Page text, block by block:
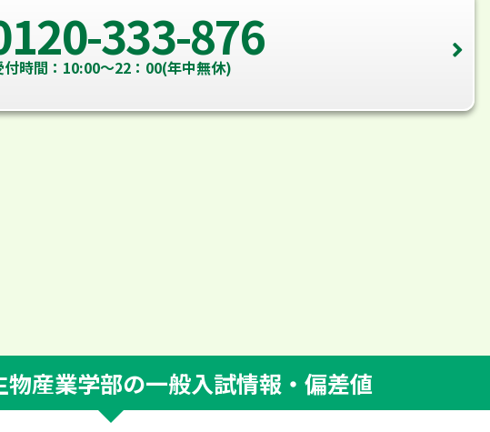
333-876
付時間：10:00～22：00(年中無休)
物産業学部の一般入試情報・偏差値